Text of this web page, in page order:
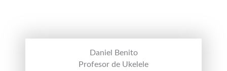
Daniel Benito
Profesor de Ukelele